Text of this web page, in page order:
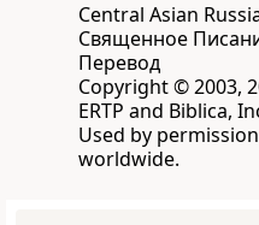
Central Asian
Священное
Перевод
Copyright © 2003,
ERTP and Biblica,
Used by
worldwide.